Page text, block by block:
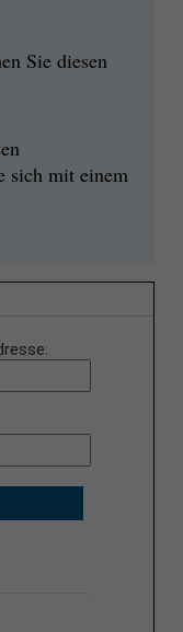
Sie diesen
sich mit einem